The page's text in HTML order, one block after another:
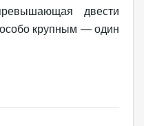
двести
особо крупным — один